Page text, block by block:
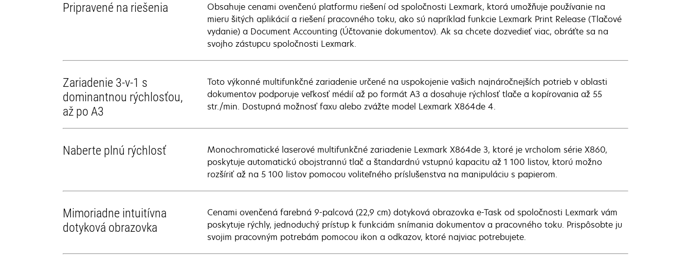
Pripravené na riešenia
Obsahuje cenami ovenčenú platformu riešení od spoločnosti Lexmark, ktorá umožňuje používanie na
mieru šitých aplikácií a riešení pracovného toku, ako sú napríklad funkcie Lexmark Print Release (Tlačové
vydanie) a Document Accounting (Účtovanie dokumentov). Ak sa chcete dozvedieť viac, obráťte sa na
svojho zástupcu spoločnosti Lexmark.
Zariadenie 3-v-1 s
dominantnou rýchlosťou,
až po A3
Toto výkonné multifunkčné zariadenie určené na uspokojenie vašich najnáročnejších potrieb v oblasti
dokumentov podporuje veľkosť médií až po formát A3 a dosahuje rýchlosť tlače a kopírovania až 55
str./min. Dostupná možnosť faxu alebo zvážte model Lexmark X864de 4.
Naberte plnú rýchlosť
Monochromatické laserové multifunkčné zariadenie Lexmark X864de 3, ktoré je vrcholom série X860,
poskytuje automatickú obojstrannú tlač a štandardnú vstupnú kapacitu až 1 100 listov, ktorú možno
rozšíriť až na 5 100 listov pomocou voliteľného príslušenstva na manipuláciu s papierom.
Mimoriadne intuitívna
dotyková obrazovka
Cenami ovenčená farebná 9-palcová (22,9 cm) dotyková obrazovka e-Task od spoločnosti Lexmark vám
poskytuje rýchly, jednoduchý prístup k funkciám snímania dokumentov a pracovného toku. Prispôsobte ju
svojim pracovným potrebám pomocou ikon a odkazov, ktoré najviac potrebujete.